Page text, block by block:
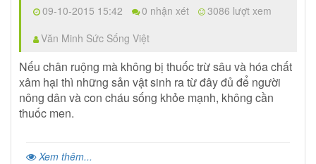
09-10-2015 15:42 0 nhận xét
3086 lượt xem
Văn Minh Sức Sống Việt
Nếu chân ruộng mà không bị thuốc trừ sâu và hóa chất
xâm hại thì những sản vật sinh ra từ đây đủ để người
nông dân và con cháu sống khỏe mạnh, không cần
thuốc men.
Xem thêm...